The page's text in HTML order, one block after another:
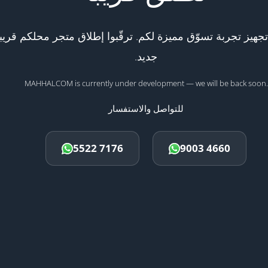
تجربة تسوّق مميزة لكم. ترقّبوا إطلاق متجر محلكم
جديد.
MAHHALCOM is currently under development — we will be back soon.
للتواصل والاستفسار
5522 7176 9003 4660